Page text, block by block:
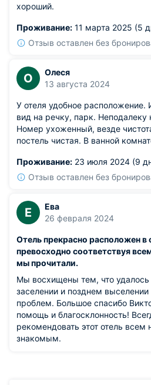
хороший.
Проживание: 11 марта 2025 (5
Отзыв оставлен без
О
Олеся
13 августа 2024
У отеля удобное расположение.
вид на речку, парк. Неподалеку
Номер ухоженный, везде
постель чистая. В ванной
Проживание: 23 июля 2024 (9
Отзыв оставлен без
Е
Ева
26 февраля 2024
Отель прекрасно расположен в
превосходно соответствуя
мы прочитали.
Мы восхищены тем, что удалось
заселении и позднем выселении
проблем. Большое спасибо
помощь и благосклонность!
рекомендовать этот отель
знакомым.